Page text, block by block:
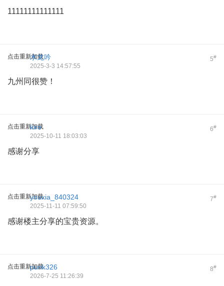
11111111111111
点击重新加载 5#
水龙吟
2025-3-3 14:57:55
九州同很赞！
点击重新加载 6#
kiro
2025-10-11 18:03:03
感谢分享
点击重新加载 7#
youxia_840324
2025-11-11 07:59:50
感谢楼主分享的宝贵资源。
点击重新加载 8#
punk326
2026-7-25 11:26:39